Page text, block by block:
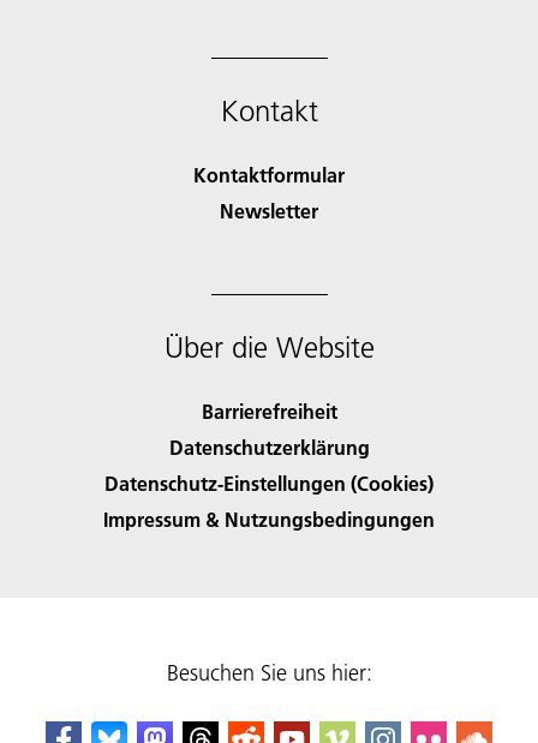
Kontakt
Kontaktformular
Newsletter
Über die Website
Barrierefreiheit
Datenschutzerklärung
Datenschutz-Einstellungen (Cookies)
Impressum & Nutzungsbedingungen
Besuchen Sie uns hier: